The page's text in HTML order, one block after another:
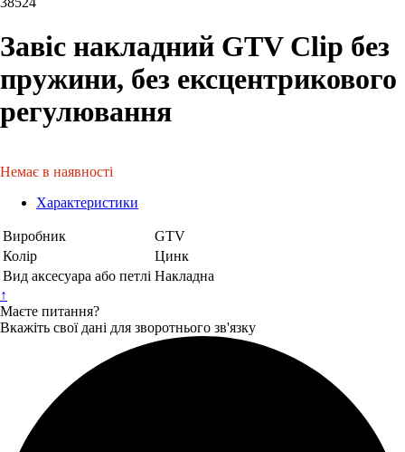
Завіс накладний GTV Clip без
пружини, без ексцентрикового
регулювання
Немає в наявності
Характеристики
Виробник
GTV
Колір
Цинк
Вид аксесуара або петлі Накладна
↑
Маєте питання?
Вкажіть свої дані для зворотнього зв'язку